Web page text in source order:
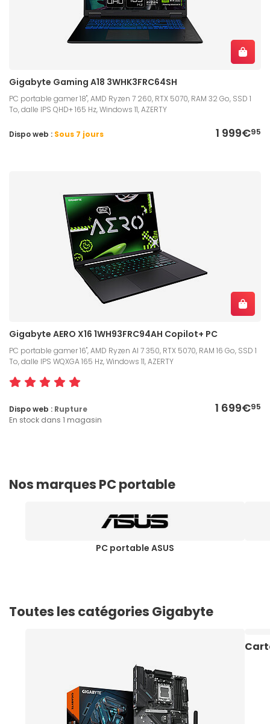
Gigabyte Gaming A18 3WHK3FRC64SH
PC portable gamer 18", AMD Ryzen 7 260, RTX 5070, RAM 32 Go, SSD 1
To, dalle IPS QHD+ 165 Hz, Windows 11, AZERTY
1 999€95
Dispo web : Sous 7 jours
Gigabyte AERO X16 1WH93FRC94AH Copilot+ PC
PC portable gamer 16", AMD Ryzen AI 7 350, RTX 5070, RAM 16 Go, SSD 1
To, dalle IPS WQXGA 165 Hz, Windows 11, AZERTY
1 699€95
Dispo web : Rupture
En stock dans 1 magasin
Nos marques PC portable
PC portable ASUS
Toutes les catégories Gigabyte